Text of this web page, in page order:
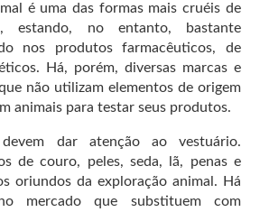
é uma das formas mais cruéis de
estando, no entanto, bastante
nos produtos farmacêuticos, de
Há, porém, diversas marcas e
não utilizam elementos de origem
animais para testar seus produtos.
devem dar atenção ao vestuário.
de couro, peles, seda, lã, penas e
oriundos da exploração animal. Há
mercado que substituem com